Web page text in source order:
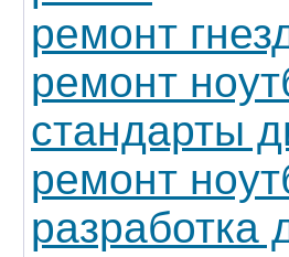
ремонт
ремонт
стандарты
ремонт
разработка